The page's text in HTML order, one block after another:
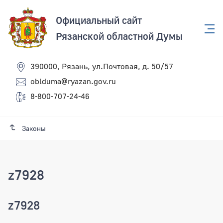
Официальный сайт
Рязанской областной Думы
390000, Рязань, ул.Почтовая, д. 50/57
oblduma@ryazan.gov.ru
8-800-707-24-46
Законы
z7928
z7928